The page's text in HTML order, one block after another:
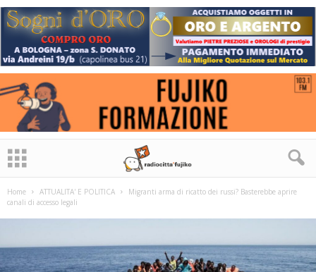
Home ATTUALITA' E POLITICA
Migranti arma di ricatto dei russi? Basterebbe aprire
canali di accesso legali